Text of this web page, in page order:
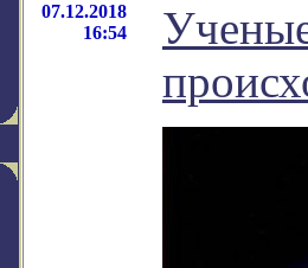
07.12.2018
16:54